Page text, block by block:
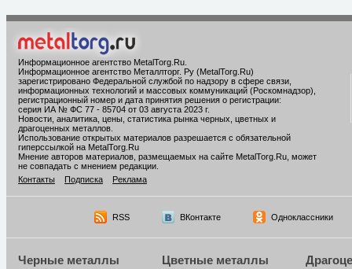
Информационное агентство MetalTorg.Ru
Информационное агентство Металлторг. Ру (MetalTorg.Ru)
зарегистрировано Федеральной службой по надзору в сфере связи,
информационных технологий и массовых коммуникаций (Роскомнадзор),
регистрационный номер и дата принятия решения о регистрации:
серия ИА № ФС 77 - 85704 от 03 августа 2023 г.
Новости, аналитика, цены, статистика рынка черных, цветных и
драгоценных металлов.
Использование открытых материалов разрешается с обязательной
гиперссылкой на MetalTorg.Ru
Мнение авторов материалов, размещаемых на сайте MetalTorg.Ru, может
не совпадать с мнением редакции.
Контакты
Подписка Реклама
RSS ВКонтакте Одноклассники
Черные металлы Цветные металлы